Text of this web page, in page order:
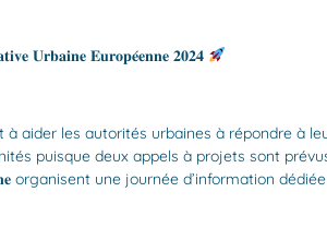
𝐔𝐫𝐛𝐚𝐢𝐧𝐞 𝐄𝐮𝐫𝐨𝐩𝐞́𝐞𝐧𝐧𝐞 𝟐𝟎𝟐𝟒
à aider les autorités urbaines à répondre à
puisque deux appels à projets sont prévus.
organisent une journée d’information